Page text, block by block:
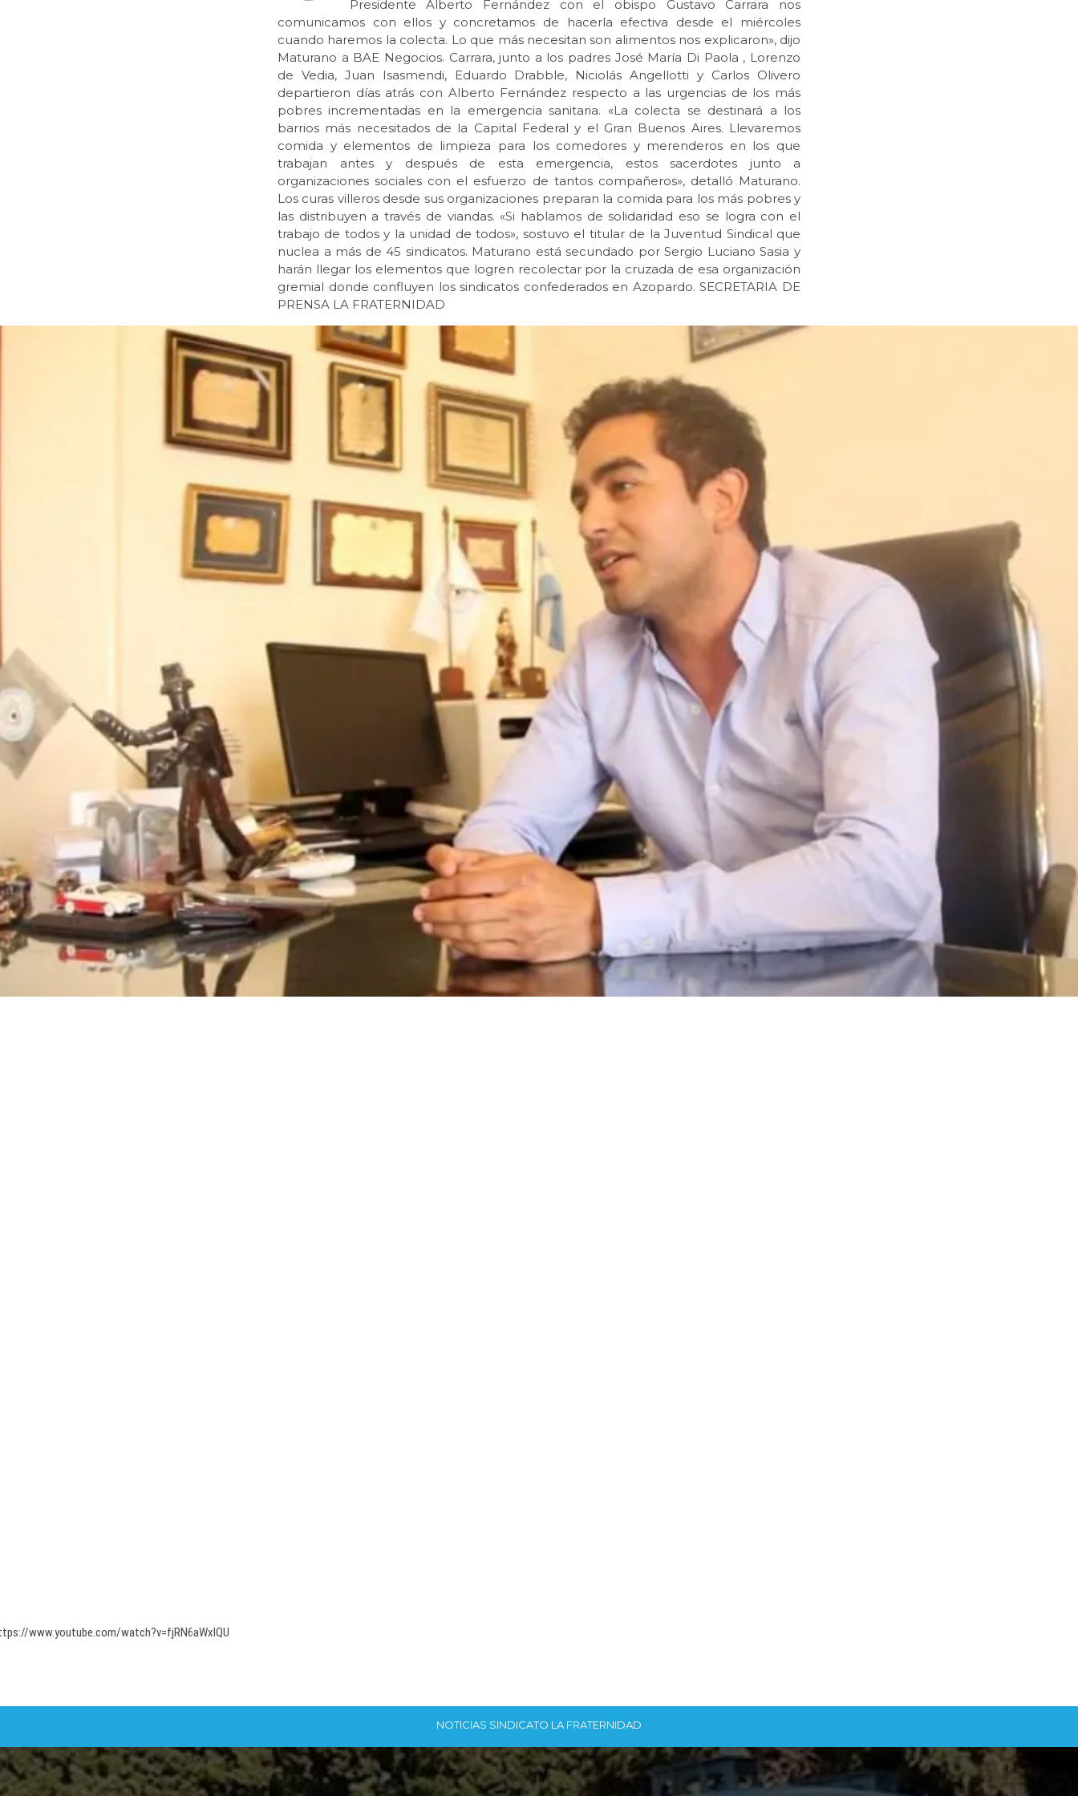
Presidente Alberto Fernández con el obispo Gustavo Carrara nos
comunicamos con ellos y concretamos de hacerla efectiva desde el miércoles
cuando haremos la colecta. Lo que más necesitan son alimentos nos explicaron», dijo
Maturano a BAE Negocios. Carrara, junto a los padres José María Di Paola , Lorenzo
de Vedia, Juan Isasmendi, Eduardo Drabble, Niciolás Angellotti y Carlos Olivero
departieron días atrás con Alberto Fernández respecto a las urgencias de los más
pobres incrementadas en la emergencia sanitaria. «La colecta se destinará a los
barrios más necesitados de la Capital Federal y el Gran Buenos Aires. Llevaremos
comida y elementos de limpieza para los comedores y merenderos en los que
trabajan antes y después de esta emergencia, estos sacerdotes junto a
organizaciones sociales con el esfuerzo de tantos compañeros», detalló Maturano.
Los curas villeros desde sus organizaciones preparan la comida para los más pobres y
las distribuyen a través de viandas. «Si hablamos de solidaridad eso se logra con el
trabajo de todos y la unidad de todos», sostuvo el titular de la Juventud Sindical que
nuclea a más de 45 sindicatos. Maturano está secundado por Sergio Luciano Sasia y
harán llegar los elementos que logren recolectar por la cruzada de esa organización
gremial donde confluyen los sindicatos confederados en Azopardo. SECRETARIA DE
PRENSA LA FRATERNIDAD
www.youtube.com/watch?v=fjRN6aWxlQU
NOTICIAS SINDICATO LA FRATERNIDAD